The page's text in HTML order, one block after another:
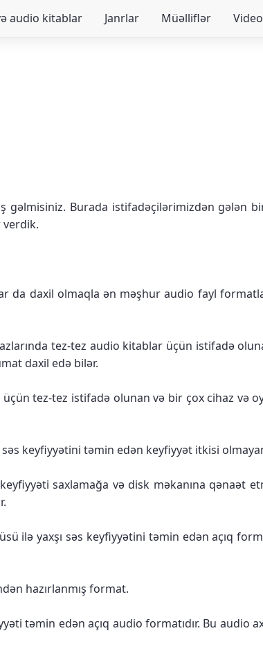
audio kitablar Janrlar Müəlliflər Video
gəlmisiniz. Burada istifadəçilərimizdən gələn
verdik.
da daxil olmaqla ən məşhur audio fayl
tez-tez audio kitablar üçün istifadə
daxil edə bilər.
üçün tez-tez istifadə olunan və bir çox cihaz
səs keyfiyyətini təmin edən keyfiyyət itkisi
keyfiyyəti saxlamağa və disk məkanına qənaət
ilə yaxşı səs keyfiyyətini təmin edən açıq
hazırlanmış format.
təmin edən açıq audio formatıdır. Bu